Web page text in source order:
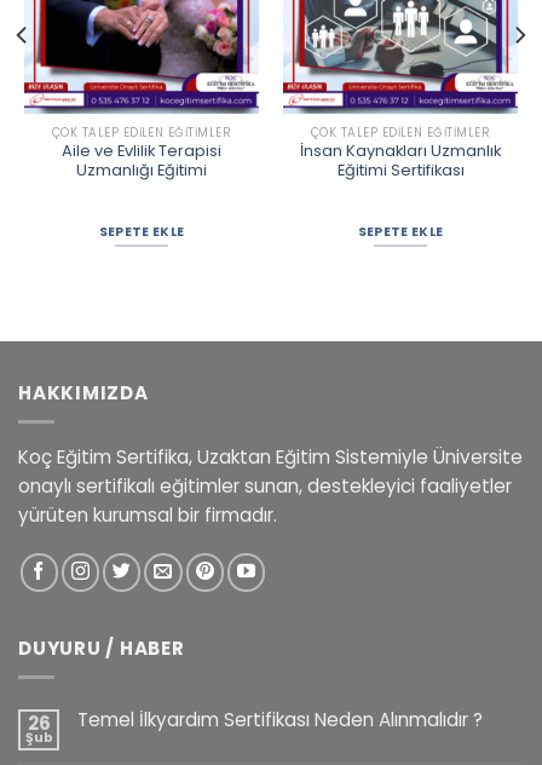
ÇOK TALEP EDILEN EĞITIMLER
Aile ve Evlilik Terapisi
Uzmanlığı Eğitimi
SEPETE EKLE
ÇOK TALEP EDILEN EĞITIMLER
İnsan Kaynakları Uzmanlık
Eğitimi Sertifikası
SEPETE EKLE
HAKKIMIZDA
Koç Eğitim Sertifika, Uzaktan Eğitim Sistemiyle Üniversite
onaylı sertifikalı eğitimler sunan, destekleyici faaliyetler
yürüten kurumsal bir firmadır.
DUYURU / HABER
26
Şub
Temel İlkyardım Sertifikası Neden Alınmalıdır ?